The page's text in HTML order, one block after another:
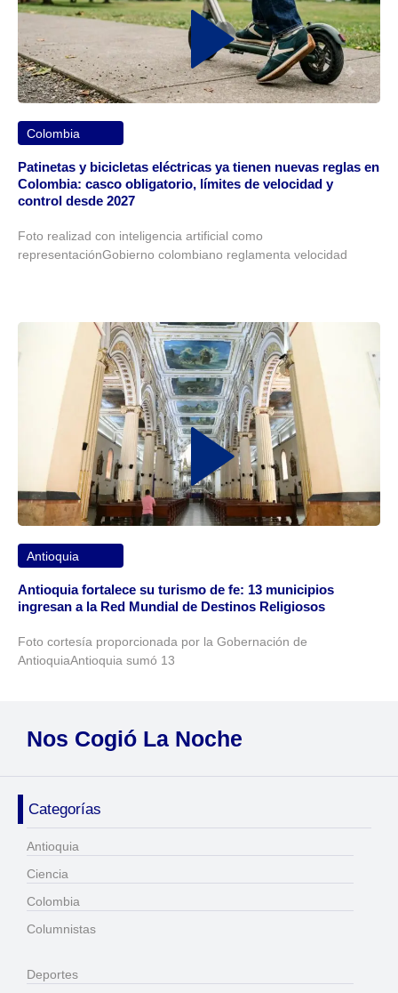
Colombia
Patinetas y bicicletas eléctricas ya tienen nuevas reglas en
Colombia: casco obligatorio, límites de velocidad y
control desde 2027
Foto realizad con inteligencia artificial como
representaciónGobierno colombiano reglamenta velocidad
Antioquia
Antioquia fortalece su turismo de fe: 13 municipios
ingresan a la Red Mundial de Destinos Religiosos
Foto cortesía proporcionada por la Gobernación de
AntioquiaAntioquia sumó 13
Nos Cogió La Noche
Categorías
Antioquia
Ciencia
Colombia
Columnistas
Deportes